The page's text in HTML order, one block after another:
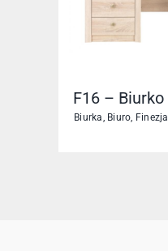
F16 – Biurko
Biurka, Biuro, Finezja